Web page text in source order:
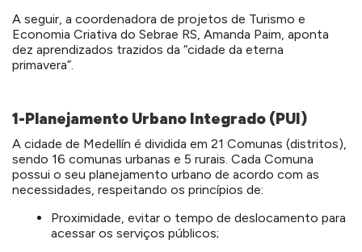
A seguir, a coordenadora de projetos de Turismo e
Economia Criativa do Sebrae RS, Amanda Paim, aponta
dez aprendizados trazidos da “cidade da eterna
primavera”.
1-Planejamento Urbano Integrado (PUI)
A cidade de Medellín é dividida em 21 Comunas (distritos),
sendo 16 comunas urbanas e 5 rurais. Cada Comuna
possui o seu planejamento urbano de acordo com as
necessidades, respeitando os princípios de:
Proximidade, evitar o tempo de deslocamento para
acessar os serviços públicos;